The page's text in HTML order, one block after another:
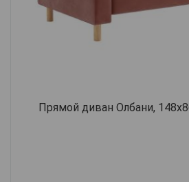
Прямой диван Олбани,